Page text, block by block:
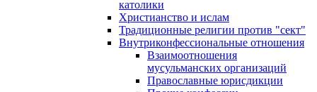
католики
Христианство и ислам
Традиционные религии против "сект"
Внутриконфессиональные отношения
Взаимоотношения
мусульманских организаций
Православные юрисдикции